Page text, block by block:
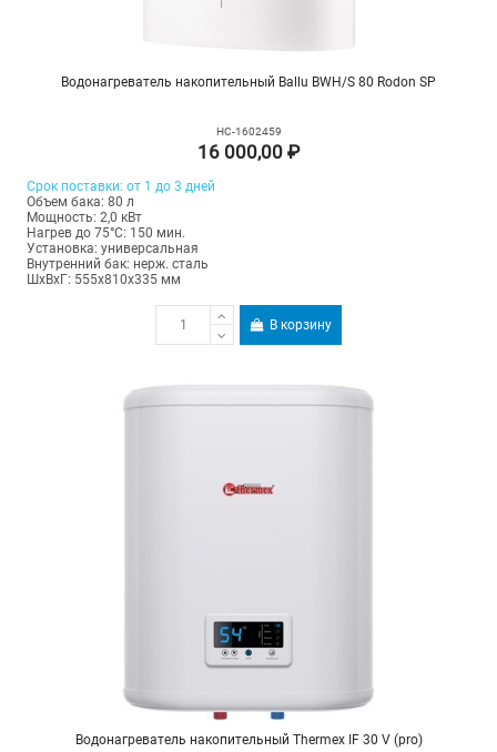
Водонагреватель накопительный Ballu BWH/S 80 Rodon SP
НС-1602459
16 000,00 ₽
Срок поставки: от 1 до 3 дней
Объем бака: 80 л
Мощность: 2,0 кВт
Нагрев до 75°С: 150 мин.
Установка: универсальная
Внутренний бак: нерж. сталь
ШхВхГ: 555х810х335 мм
В корзину
Водонагреватель накопительный Thermex IF 30 V (pro)